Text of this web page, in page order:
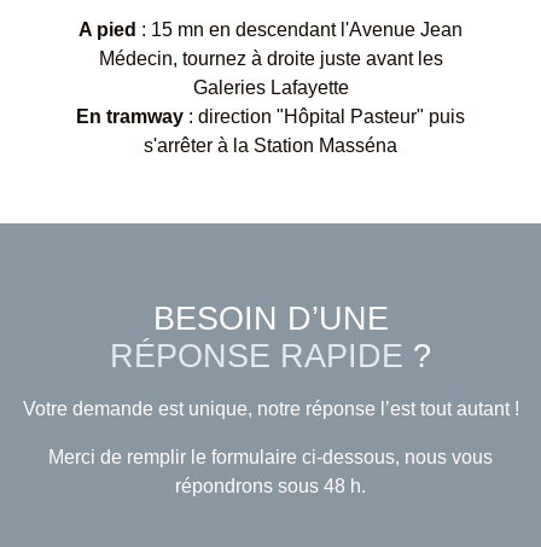
A pied : 15 mn en descendant l'Avenue Jean
Médecin, tournez à droite juste avant les
Galeries Lafayette
En tramway : direction "Hôpital Pasteur" puis
s'arrêter à la Station Masséna
BESOIN D’UNE
RÉPONSE RAPIDE ?
Votre demande est unique, notre réponse l’est tout autant !
Merci de remplir le formulaire ci-dessous, nous vous
répondrons sous 48 h.